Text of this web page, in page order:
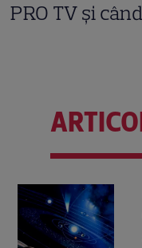
PRO TV și